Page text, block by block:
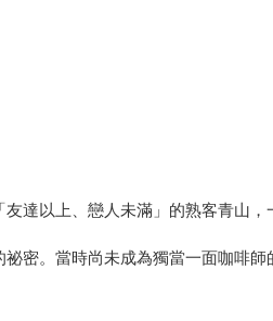
達以上、戀人未滿」的熟客青山，
密。當時尚未成為獨當一面咖啡